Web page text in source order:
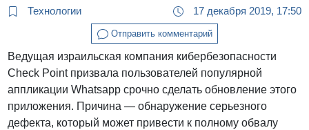
Технологии 17 декабря 2019, 17:50
Отправить комментарий
Ведущая израильская компания кибербезопасности
Check Point призвала пользователей популярной
аппликации Whatsapp срочно сделать обновление этого
приложения. Причина — обнаружение серьезного
дефекта, который может привести к полному обвалу